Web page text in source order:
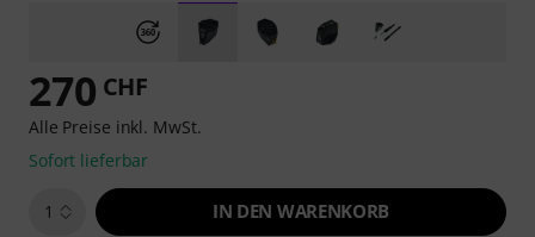
270 CHF
Alle Preise inkl. MwSt.
Sofort lieferbar
1 IN DEN WARENKORB